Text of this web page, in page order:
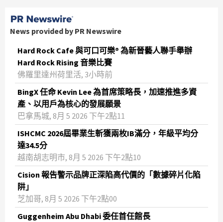
News provided by PR Newswire
Hard Rock Cafe 與可口可樂® 為新晉藝人聯手舉辦
Hard Rock Rising 音樂比賽
佛羅里達州荷里活, 3小時前
BingX 任命 Kevin Lee 為首席策略長，加速推進多資
產、以用戶為核心的發展願景
巴拿馬城, 8月 5 2026 下午2點11
ISHCMC 2026屆畢業生斬獲兩枚IB滿分，年級平均分
達34.5分
越南胡志明市, 8月 5 2026 下午2點10
Cision 報告警示品牌正深陷高代價的「數據碎片化陷
阱」
芝加哥, 8月 5 2026 下午2點00
Guggenheim Abu Dhabi 委任首任館長